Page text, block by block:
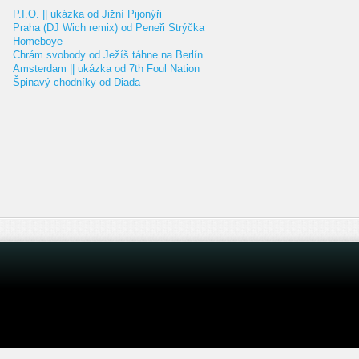
P.I.O. || ukázka od Jižní Pijonýři
Praha (DJ Wich remix) od Peneři Strýčka
Homeboye
Chrám svobody od Ježíš táhne na Berlín
Amsterdam || ukázka od 7th Foul Nation
Špinavý chodníky od Diada